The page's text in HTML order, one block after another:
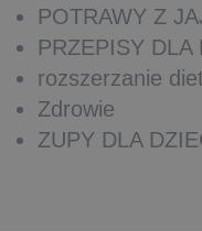
POTRAWY Z
PRZEPISY
rozszerzanie
Zdrowie
ZUPY DLA